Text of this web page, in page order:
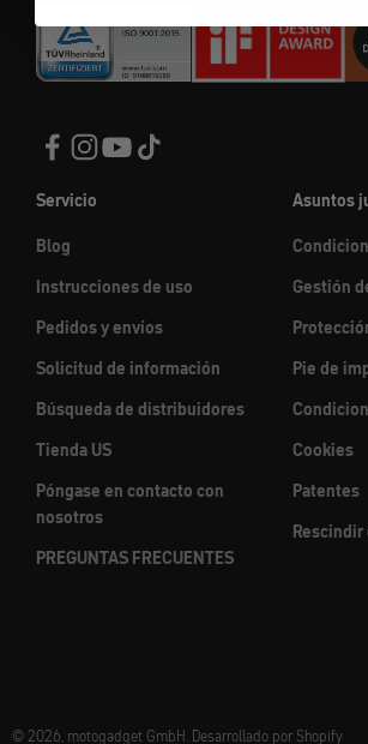
Servicio
Blog
Instrucciones de uso
Pedidos y envíos
Solicitud de información
Búsqueda de distribuidores
Tienda US
Póngase en contacto con
nosotros
PREGUNTAS FRECUENTES
Asuntos
Gestión
Pie de
Cookies
Patentes
© 2026, motogadget GmbH. Desarrollado por Shopify